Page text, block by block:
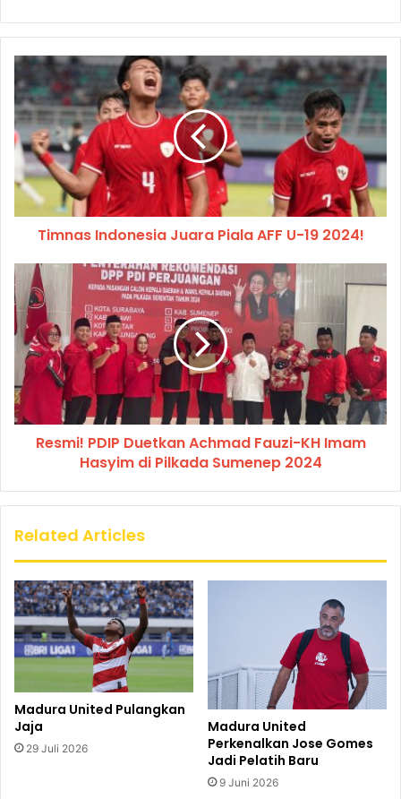
Timnas Indonesia Juara Piala AFF U-19 2024!
Resmi! PDIP Duetkan Achmad Fauzi-KH Imam
Hasyim di Pilkada Sumenep 2024
Related Articles
Madura United Pulangkan
Jaja
29 Juli 2026
Madura United
Perkenalkan Jose Gomes
Jadi Pelatih Baru
9 Juni 2026